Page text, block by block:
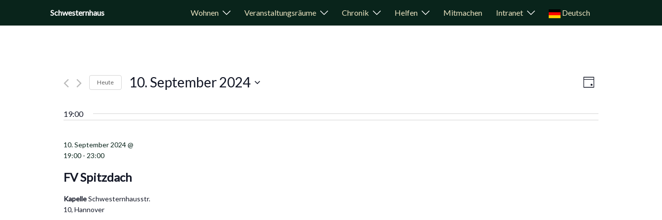
Schwesternhaus Wohnen Veranstaltungsräume Chronik Helfen Mitmachen Intranet Deutsch
Ansichten-
Navigation
Tag
Heute 10. September 2024
wählen.
19:00
10. September 2024 @
19:00 - 23:00
FV Spitzdach
KapelleSchwesternhausstr.
10, Hannover